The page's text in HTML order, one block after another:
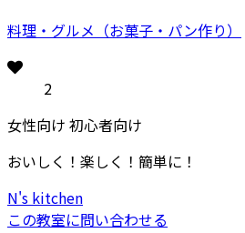
料理・グルメ（お菓子・パン作り）
2
女性向け 初心者向け
おいしく！楽しく！簡単に！
N's kitchen
この教室に問い合わせる